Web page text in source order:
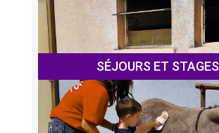
SÉJOURS ET STAGES